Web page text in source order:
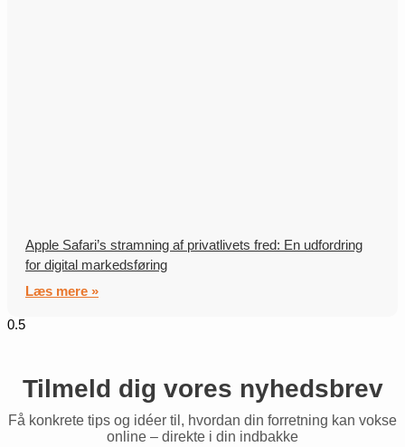
Apple Safari’s stramning af privatlivets fred: En udfordring
for digital markedsføring
Læs mere »
Tilmeld dig vores nyhedsbrev
Få konkrete tips og idéer til, hvordan din forretning kan vokse
online – direkte i din indbakke